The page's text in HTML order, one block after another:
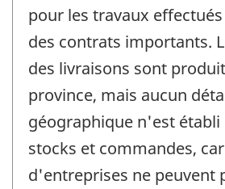
pour les travaux
des contrats importants.
des livraisons sont
province, mais aucun
géographique n'est établi
stocks et commandes,
d'entreprises ne peuvent